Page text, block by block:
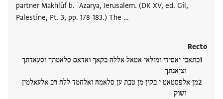
partner Makhlūf b. ʿAzarya, Jerusalem. (DK XV, ed. Gil,
Palestine, Pt. 3, pp. 178-183.) The …
Recto
כתאבי יאסידי ומולאי אטאל אללה בקאך ואדאם סלאמתך וסעאדתך
וציאנתך
מן אלפסטאט י בקין מן טבת ען סלאמה ואלחמד ללה רב אלעאלמין
ושוק